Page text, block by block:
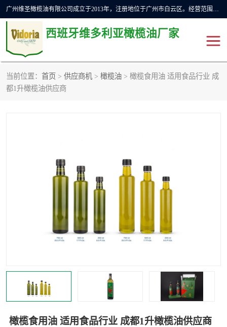
广州维圣橄榄油有限公司成立于2013年，注册地位于广州市白云区。经营范围包括饲料原料销售;畜牧渔业饲料销售;化妆品批发;贸易经纪;食品进出口等，主要产品有：橄榄果渣油，橄榄油，纯橄榄油等。
西班牙维多利亚橄榄油厂家
当前位置： 首页 > 供应商机 > 橄榄油 > 橄榄食用油 适用食品行业 成
都1升橄榄油供应商
橄榄食用油 适用食品行业 成都1升橄榄油供应商
橄榄油